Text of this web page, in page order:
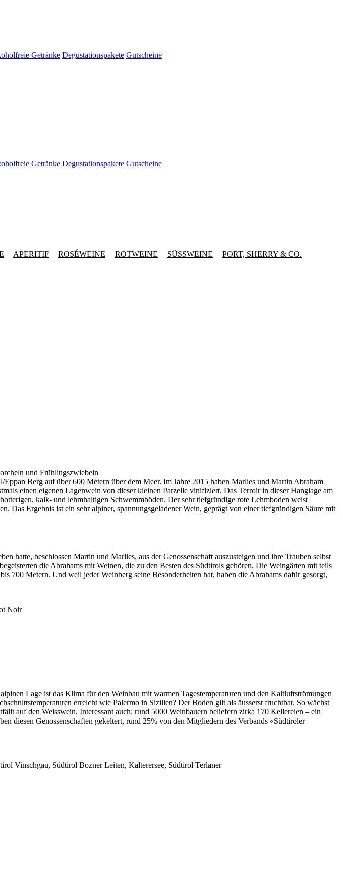
Getränke Degustationspakete Gutscheine
Getränke Degustationspakete Gutscheine
APERITIF ROSÉWEINE ROTWEINE SÜSSWEINE
PORT, SHERRY & CO.
und Frühlingszwiebeln
Berg auf über 600 Metern über dem Meer. Im Jahre 2015 haben Marlies und Martin Abraham
einen eigenen Lagenwein von dieser kleinen Parzelle vinifiziert. Das Terroir in dieser Hanglage am
kalk- und lehmhaltigen Schwemmböden. Der sehr tiefgründige rote Lehmboden weist
Das Ergebnis ist ein sehr alpiner, spannungsgeladener Wein, geprägt von einer tiefgründigen Säure mit
hatte, beschlossen Martin und Marlies, aus der Genossenschaft auszusteigen und ihre Trauben selbst
die Abrahams mit Weinen, die zu den Besten des Südtirols gehören. Die Weingärten mit teils
700 Metern. Und weil jeder Weinberg seine Besonderheiten hat, haben die Abrahams dafür gesorgt,
Noir
Lage ist das Klima für den Weinbau mit warmen Tagestemperaturen und den Kaltluftströmungen
erreicht wie Palermo in Sizilien? Der Boden gilt als äusserst fruchtbar. So wächst
auf den Weisswein. Interessant auch: rund 5000 Weinbauern beliefern zirka 170 Kellereien – ein
diesen Genossenschaften gekeltert, rund 25% von den Mitgliedern des Verbands «Südtiroler
Vinschgau, Südtirol Bozner Leiten, Kalterersee, Südtirol Terlaner